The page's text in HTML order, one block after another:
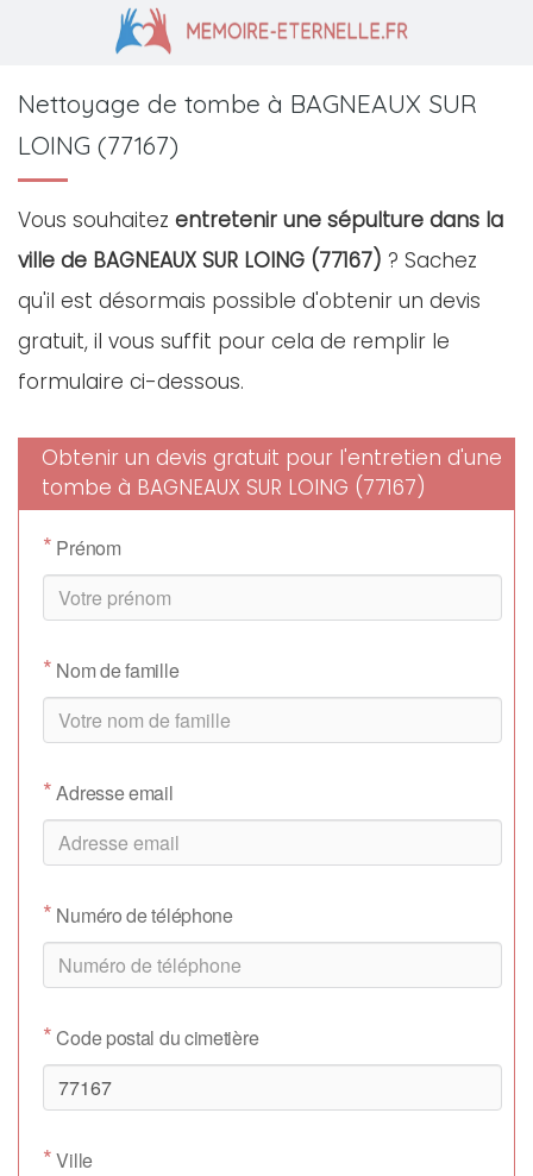
Nettoyage de tombe à BAGNEAUX SUR
LOING (77167)
Vous souhaitez entretenir une sépulture dans la
ville de BAGNEAUX SUR LOING (77167) ? Sachez
qu'il est désormais possible d'obtenir un devis
gratuit, il vous suffit pour cela de remplir le
formulaire ci-dessous.
Obtenir un devis gratuit pour l'entretien d'une
tombe à BAGNEAUX SUR LOING (77167)
* Prénom
* Nom de famille
*Adresse email
* Numéro de téléphone
*Code postal du cimetière
*Ville